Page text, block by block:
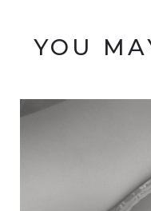
YOU